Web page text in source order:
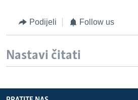
Podijeli Follow us
Nastavi čitati